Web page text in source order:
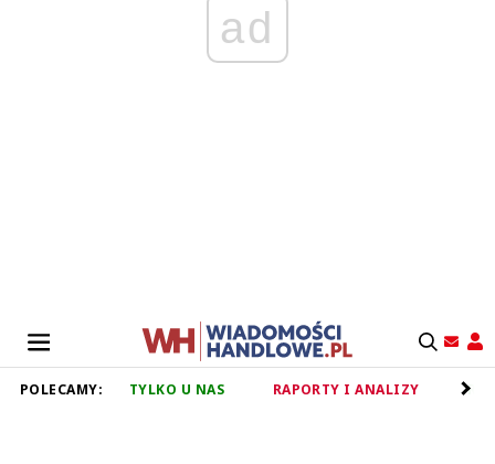
ad
POLECAMY: TYLKO U NAS RAPORTY I ANALIZY